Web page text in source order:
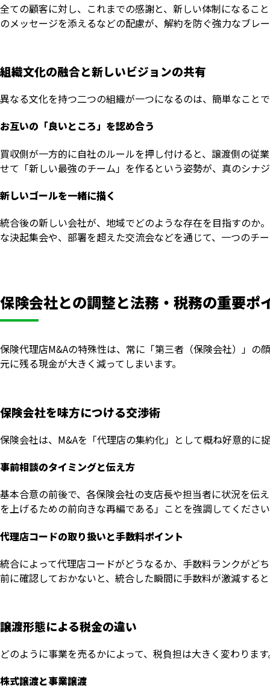
全ての顧客に対し、これまでの感謝と、新しい体制になるこ
のメッセージを添えるなどの配慮が、解約を防ぐ強力なブレ
組織文化の融合と新しいビジョンの共有
異なる文化を持つ二つの組織が一つになるのは、簡単なこと
お互いの「良いところ」を認め合う
買収側が一方的に自社のルールを押し付けると、譲渡側の従
せて「新しい最強のチーム」を作るという姿勢が、真のシナ
新しいゴールを一緒に描く
統合後の新しい会社が、地域でどのような存在を目指すのか
な決起集会や、部署を超えた交流会などを通じて、一つのチ
保険会社との調整と法務・税務の重要ポ
保険代理店M&Aの特殊性は、常に「第三者（保険会社）」の
元に残る現金が大きく減ってしまいます。
保険会社を味方につける交渉術
保険会社は、M&Aを「代理店の集約化」として概ね好意的に
事前相談のタイミングと伝え方
基本合意の前後で、各保険会社の支店長や担当者に状況を伝
を上げるための前向きな再編である」ことを強調してくださ
代理店コードの取り扱いと手数料ポイント
統合によって代理店コードがどうなるか、手数料ランクがど
前に確認しておかないと、統合した瞬間に手数料が激減する
譲渡形態による税金の違い
どのように事業を売るかによって、税負担は大きく変わりま
株式譲渡と事業譲渡